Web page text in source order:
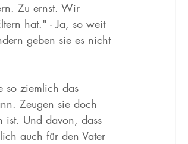
Zu ernst. Wir
hat." - Ja, so weit
geben sie es nicht
so ziemlich das
Zeugen sie doch
ist. Und davon, dass
auch für den Vater